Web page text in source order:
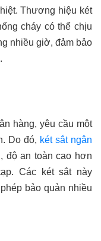
Thương hiệu két
cháy có thể chịu
nhiều giờ, đảm bảo
hàng, yêu cầu một
Do đó, két sắt ngân
độ an toàn cao hơn
Các két sắt này
bảo quản nhiều